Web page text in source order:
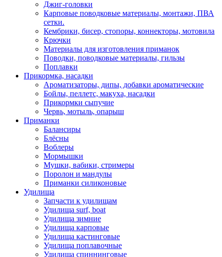
Джиг-головки
Карповые поводковые материалы, монтажи, ПВА
сетки.
Кембрики, бисер, стопоры, коннекторы, мотовила
Крючки
Материалы для изготовления приманок
Поводки, поводковые материалы, гильзы
Поплавки
Прикормка, насадки
Ароматизаторы, дипы, добавки ароматические
Бойлы, пеллетс, макуха, насадки
Прикормки сыпучие
Червь, мотыль, опарыш
Приманки
Балансиры
Блёсны
Воблеры
Мормышки
Мушки, вабики, стримеры
Поролон и мандулы
Приманки силиконовые
Удилища
Запчасти к удилищам
Удилища surf, boat
Удилища зимние
Удилища карповые
Удилища кастинговые
Удилища поплавочные
Удилища спиннинговые